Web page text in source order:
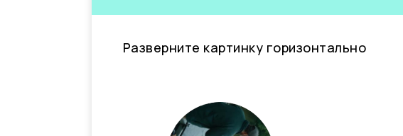
Разверните картинку горизонтально